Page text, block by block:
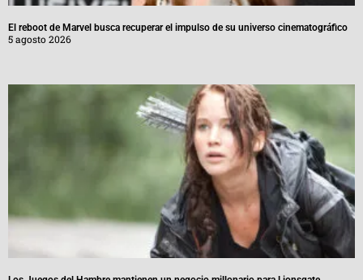
El reboot de Marvel busca recuperar el impulso de su universo cinematográfico
5 agosto 2026